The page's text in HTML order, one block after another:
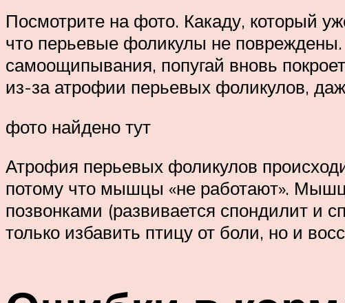
Посмотрите на фото. Какаду, который
что перьевые фоликулы не повреждены.
самоощипывания, попугай вновь
из-за атрофии перьевых фоликулов,
фото найдено тут
Атрофия перьевых фоликулов
потому что мышцы «не работают».
позвонками (развивается спондилит и
только избавить птицу от боли, но и